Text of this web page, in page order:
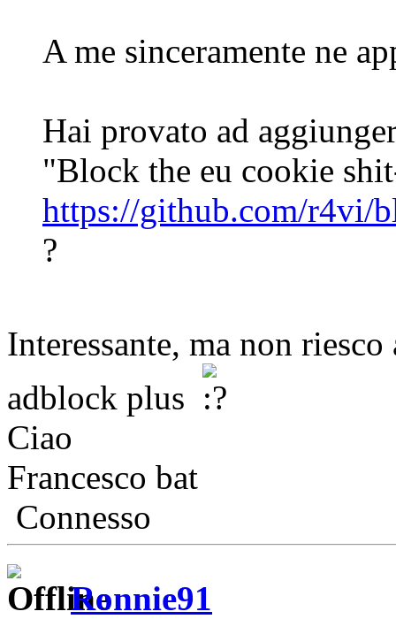
A me sinceramente ne
Hai provato ad
"Block the eu cookie
https://github.com/r4vi/
?
Interessante, ma non
adblock plus
Ciao
Francesco bat
Connesso
Ronnie91